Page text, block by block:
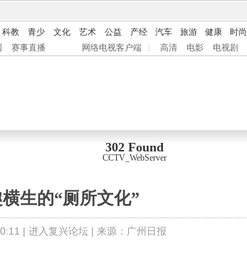
科教 青少 文化 艺术 公益 产经 汽车 旅游 健康 时尚
赛事直播 网络电视客户端 高清 电影 电视剧
302 Found
CCTV_WebServer
生的“厕所文化”
| 进入复兴论坛| 来源： 广州日报